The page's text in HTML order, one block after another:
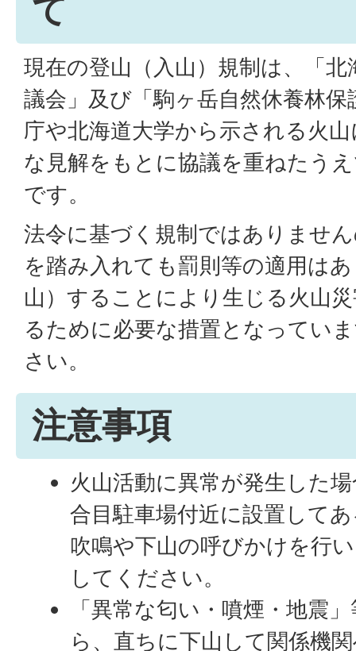
て
現在の登山（入山）規制は、「
議会」及び「駒ヶ岳自然休養林
庁や北海道大学から示される火
な見解をもとに協議を重ねたう
です。
法令に基づく規制ではありませ
を踏み入れても罰則等の適用は
山）することにより生じる火山
るために必要な措置となってい
さい。
注意事項
火山活動に異常が発生した
合目駐車場付近に設置して
吹鳴や下山の呼びかけを行
してください。
「異常な匂い・噴煙・地震
ら、直ちに下山して関係機